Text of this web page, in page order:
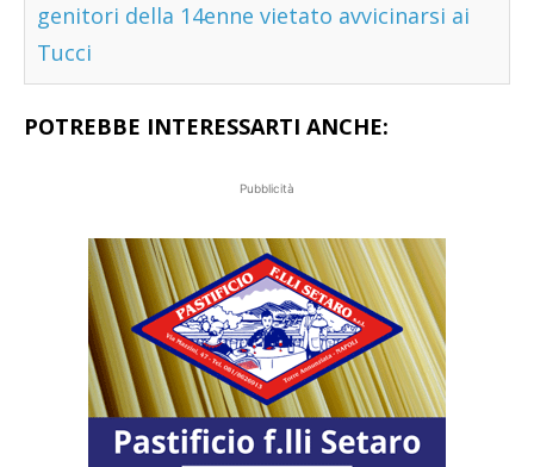
genitori della 14enne vietato avvicinarsi ai
Tucci
POTREBBE INTERESSARTI ANCHE:
Pubblicità